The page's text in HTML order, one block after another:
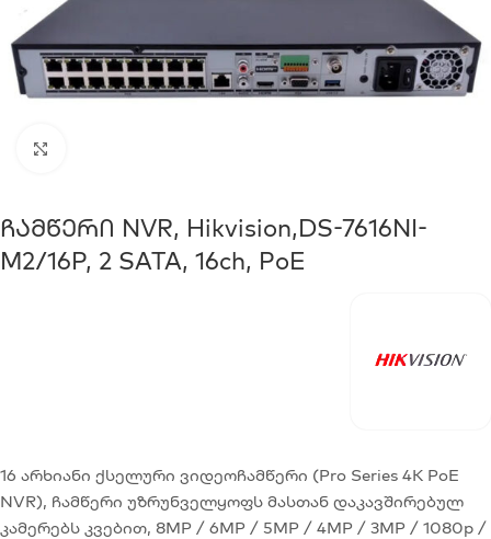
Ჩამწერი NVR, Hikvision,DS-7616NI-
M2/16P, 2 SATA, 16ch, PoE
16 არხიანი ქსელური ვიდეოჩამწერი (Pro Series 4K PoE
NVR), ჩამწერი უზრუნველყოფს მასთან დაკავშირებულ
კამერებს კვებით, 8MP / 6MP / 5MP / 4MP / 3MP / 1080p /